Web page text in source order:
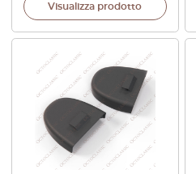
Visualizza prodotto